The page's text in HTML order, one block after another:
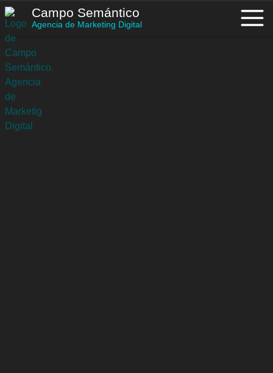
Saltar
al
contenido
Campo Semántico
Agencia de Marketing Digital